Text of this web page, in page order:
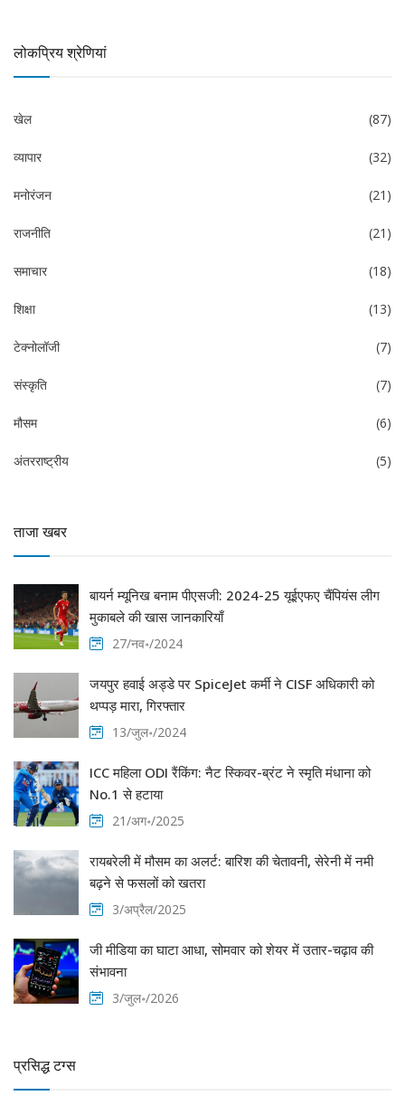
लोकप्रिय श्रेणियां
खेल (87)
व्यापार (32)
मनोरंजन (21)
राजनीति (21)
समाचार (18)
शिक्षा (13)
टेक्नोलॉजी (7)
संस्कृति (7)
मौसम (6)
अंतरराष्ट्रीय (5)
ताजा खबर
बायर्न म्यूनिख बनाम पीएसजी: 2024-25 यूईएफए चैंपियंस लीग
मुकाबले की खास जानकारियाँ
27/नव॰/2024
जयपुर हवाई अड्डे पर SpiceJet कर्मी ने CISF अधिकारी को
थप्पड़ मारा, गिरफ्तार
13/जुल॰/2024
ICC महिला ODI रैंकिंग: नैट स्किवर-ब्रंट ने स्मृति मंधाना को
No.1 से हटाया
21/अग॰/2025
रायबरेली में मौसम का अलर्ट: बारिश की चेतावनी, सेरेनी में नमी
बढ़ने से फसलों को खतरा
3/अप्रैल/2025
जी मीडिया का घाटा आधा, सोमवार को शेयर में उतार-चढ़ाव की
संभावना
3/जुल॰/2026
प्रसिद्ध टग्स